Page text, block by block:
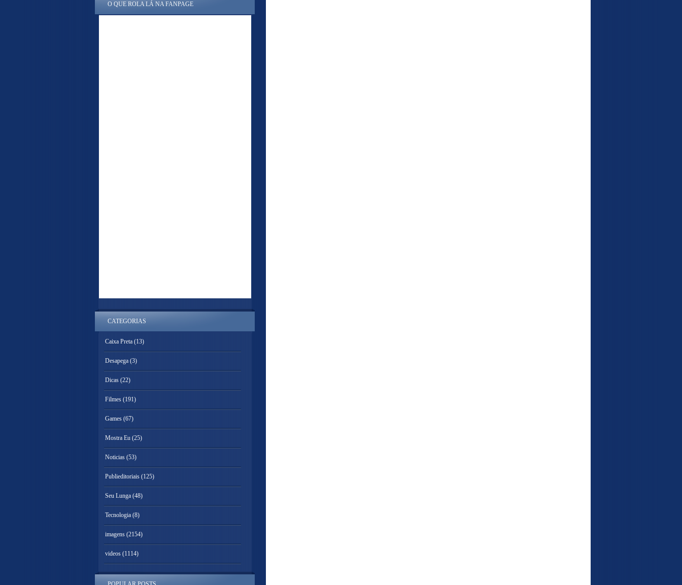
O QUE ROLA LÁ NA FANPAGE
CATEGORIAS
Caixa Preta (13)
Desapega (3)
Dicas (22)
Filmes (191)
Games (67)
Mostra Eu (25)
Noticias (53)
Publieditoriais (125)
Seu Lunga (48)
Tecnologia (8)
imagens (2154)
videos (1114)